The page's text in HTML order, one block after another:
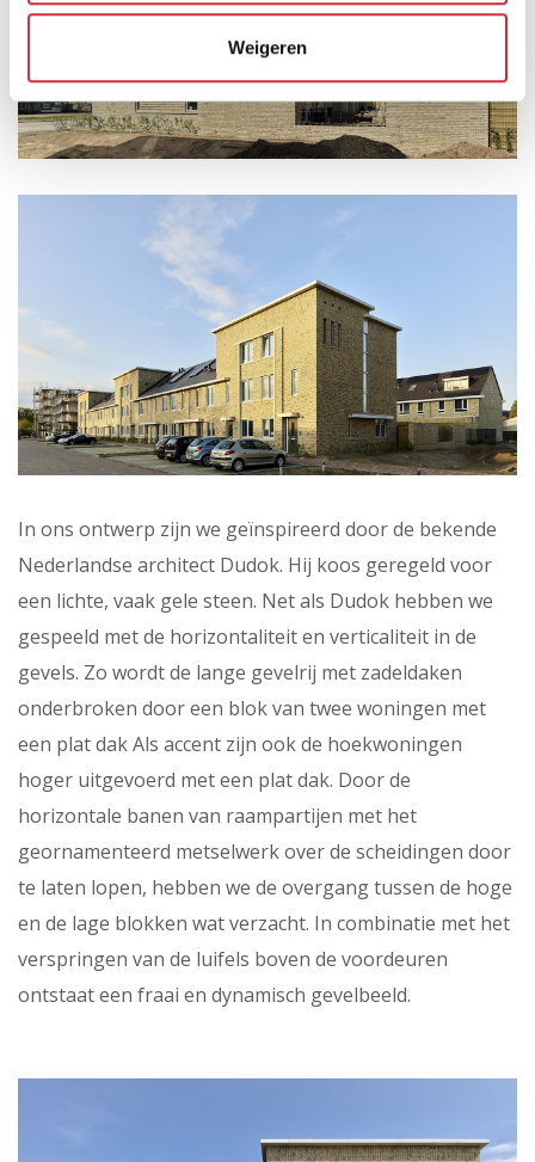
Weigeren
In ons ontwerp zijn we geïnspireerd door de bekende
Nederlandse architect Dudok. Hij koos geregeld voor
een lichte, vaak gele steen. Net als Dudok hebben we
gespeeld met de horizontaliteit en verticaliteit in de
gevels. Zo wordt de lange gevelrij met zadeldaken
onderbroken door een blok van twee woningen met
een plat dak Als accent zijn ook de hoekwoningen
hoger uitgevoerd met een plat dak. Door de
horizontale banen van raampartijen met het
geornamenteerd metselwerk over de scheidingen door
te laten lopen, hebben we de overgang tussen de hoge
en de lage blokken wat verzacht. In combinatie met het
verspringen van de luifels boven de voordeuren
ontstaat een fraai en dynamisch gevelbeeld.